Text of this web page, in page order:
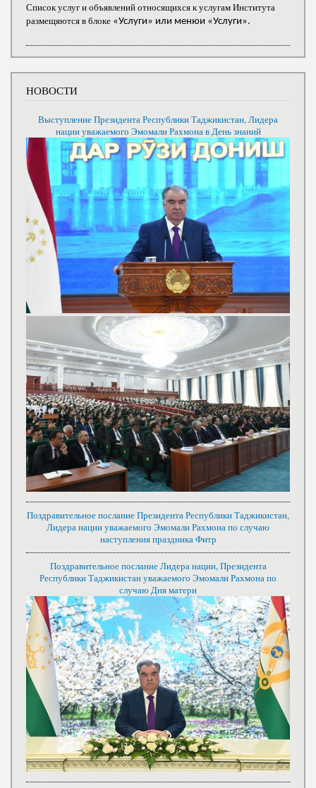
Список услуг и объявлений относящихся к услугам Института
размещяются в блоке «Услуги» или менюи «Услуги».
НОВОСТИ
Выступление Президента Республики Таджикистан, Лидера
нации уважаемого Эмомали Рахмона в День знаний
Поздравительное послание Президента Республики Таджикистан,
Лидера нации уважаемого Эмомали Рахмона по случаю
наступления праздника Фитр
Поздравительное послание Лидера нации, Президента
Республики Таджикистан уважаемого Эмомали Рахмона по
случаю Дня матери